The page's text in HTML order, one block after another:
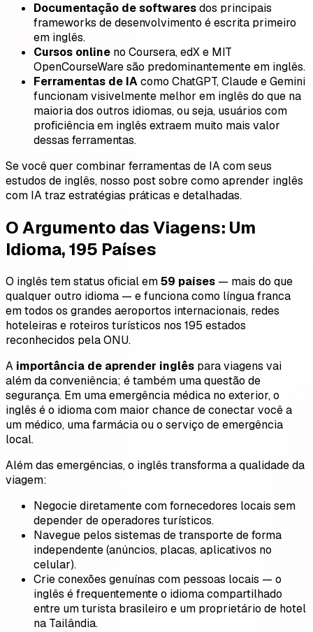
Documentação de softwaresdos principais
frameworks de desenvolvimento é escrita primeiro
em inglês.
Cursos online no Coursera, edX e MIT
OpenCourseWare são predominantemente em inglês.
Ferramentas de IAcomo ChatGPT, Claude e Gemini
funcionam visivelmente melhor em inglês do que na
maioria dos outros idiomas, ou seja, usuários com
proficiência em inglês extraem muito mais valor
dessas ferramentas.
Se você quer combinar ferramentas de IA com seus
estudos de inglês, nosso post sobre como aprender inglês
com IA traz estratégias práticas e detalhadas.
O Argumento das Viagens: Um
Idioma, 195 Países
O inglês tem status oficial em59 países — mais do que
qualquer outro idioma — e funciona como língua franca
em todos os grandes aeroportos internacionais, redes
hoteleiras e roteiros turísticos nos 195 estados
reconhecidos pela ONU.
A importância de aprender inglês para viagens vai
além da conveniência; é também uma questão de
segurança. Em uma emergência médica no exterior, o
inglês é o idioma com maior chance de conectar você a
um médico, uma farmácia ou o serviço de emergência
local.
Além das emergências, o inglês transforma a qualidade da
viagem:
Negocie diretamente com fornecedores locais sem
depender de operadores turísticos.
Navegue pelos sistemas de transporte de forma
independente (anúncios, placas, aplicativos no
celular).
Crie conexões genuínas com pessoas locais — o
inglês é frequentemente o idioma compartilhado
entre um turista brasileiro e um proprietário de hotel
na Tailândia.